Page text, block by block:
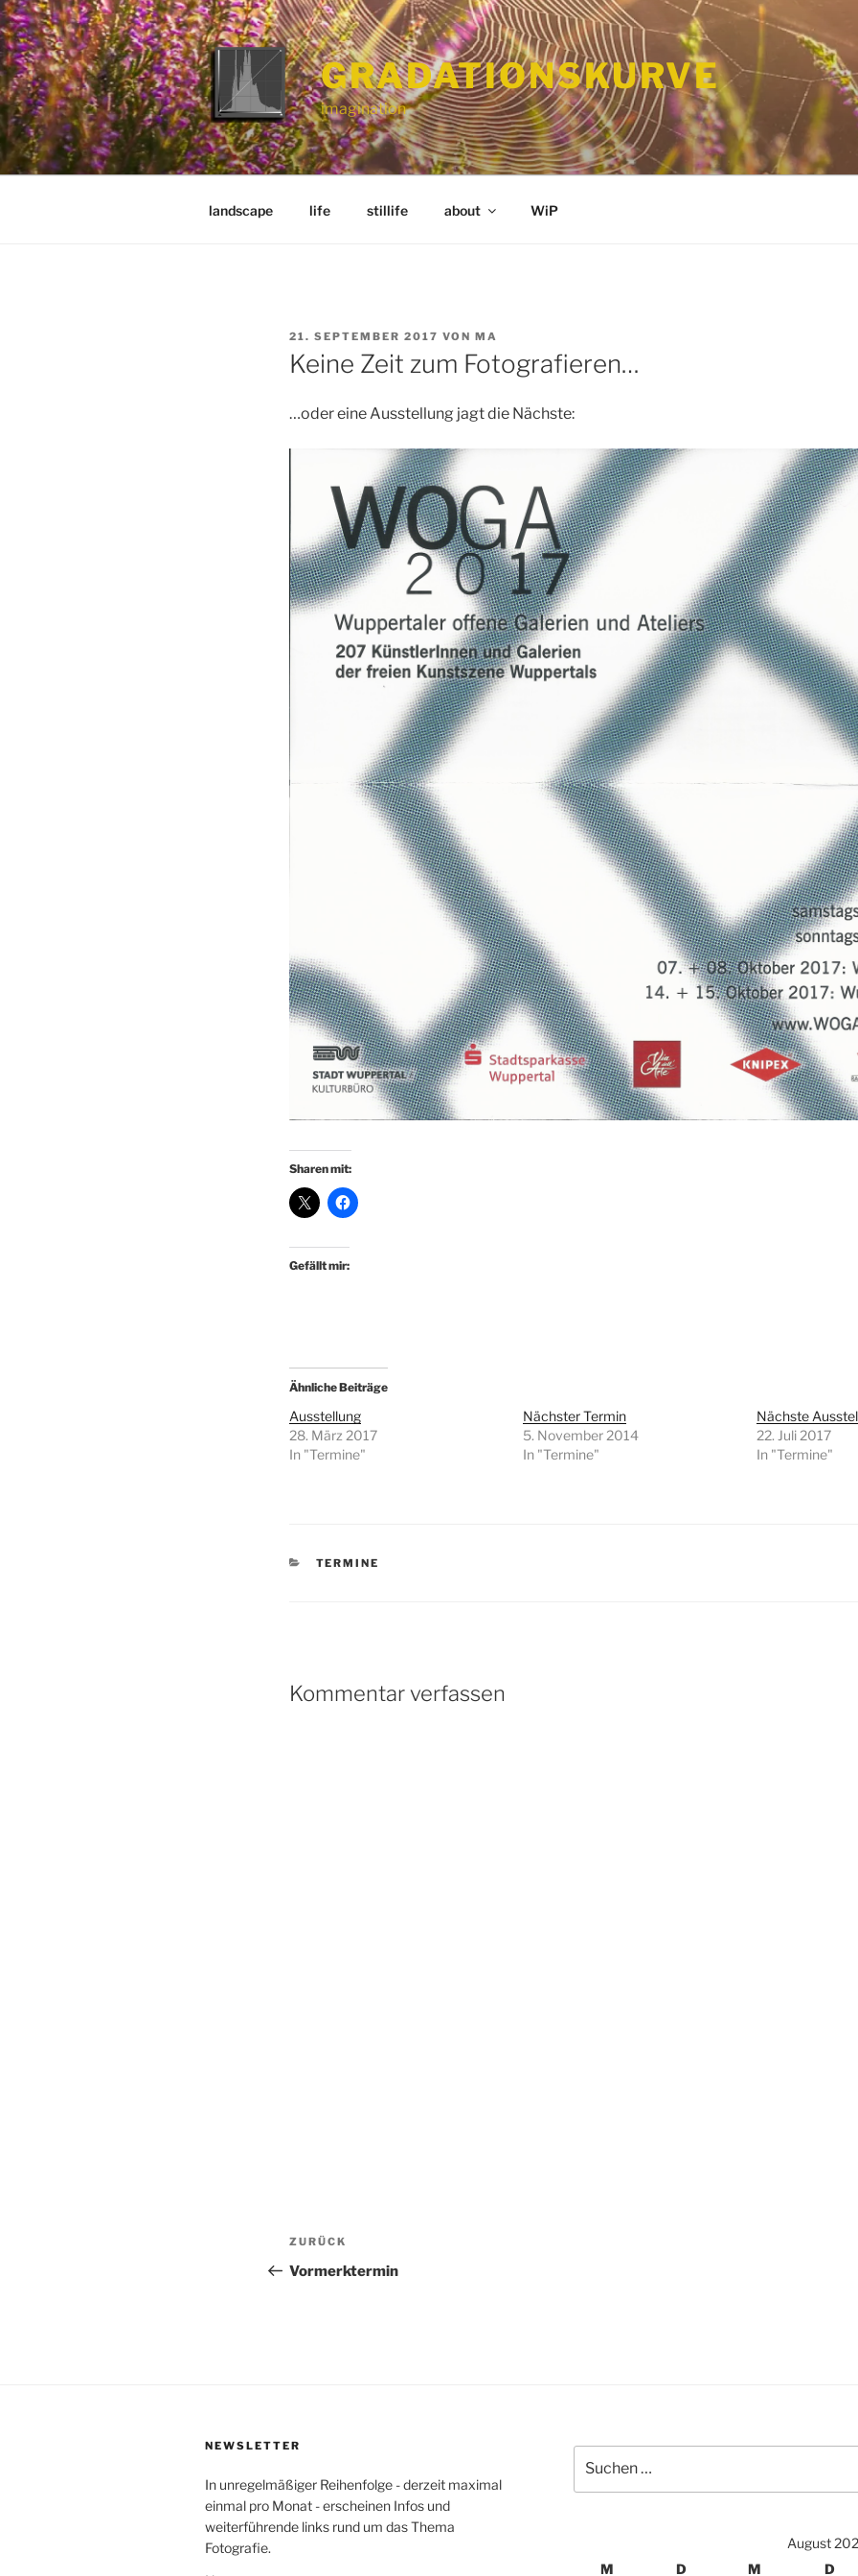
Zum
Inhalt
springen
GRADATIONSKURVE
imagination
landscape life stillife about WiP
VERÖFFENTLICHT
AM
21. SEPTEMBER 2017 VON MA
Keine Zeit zum Fotografieren…
…oder eine Ausstellung jagt die Nächste:
Sharen mit:
Gefällt mir:
Ähnliche Beiträge
Ausstellung
28. März 2017
In "Termine"
Nächster Termin
5. November 2014
In "Termine"
Nächste
22. Juli 2017
In "Termine"
KATEGORIEN
TERMINE
Kommentar verfassen
Beitragsnavigation
Vorheriger
Beitrag
ZURÜCK
Vormerktermin
NEWSLETTER
In unregelmäßiger Reihenfolge - derzeit maximal
einmal pro Monat - erscheinen Infos und
weiterführende links rund um das Thema
Fotografie.
nach:
August
M
D M D